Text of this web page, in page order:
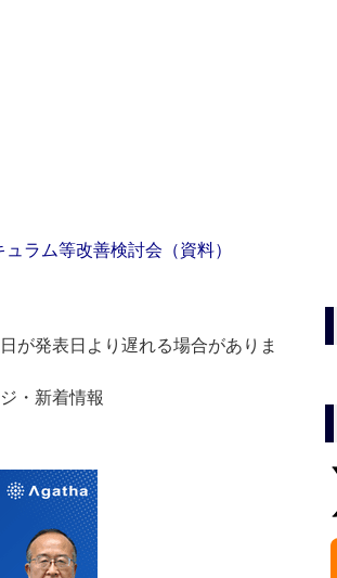
ラム等改善検討会（資料）
が発表日より遅れる場合がありま
ジ・新着情報